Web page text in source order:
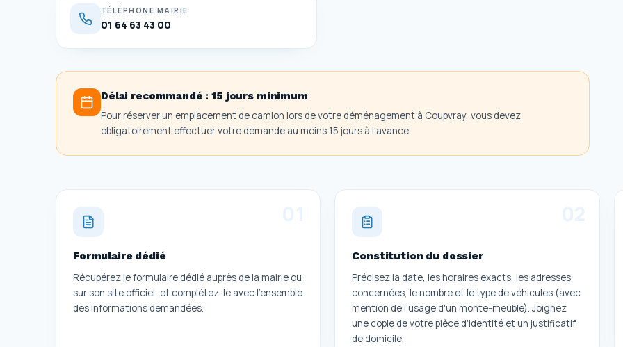
TÉLÉPHONE MAIRIE
01 64 63 43 00
Délai recommandé :15 jours minimum
Pour réserver un emplacement de camion lors de votre déménagement à Coupvray, vous devez
obligatoirement effectuer votre demande au moins 15 jours à l'avance.
Formulaire dédié
Récupérez le formulaire dédié auprès de la mairie ou
sur son site officiel, et complétez-le avec l'ensemble
des informations demandées.
Constitution du dossier
Précisez la date, les horaires exacts, les adresses
concernées, le nombre et le type de véhicules (avec
mention de l'usage d'un monte-meuble). Joignez
une copie de votre pièce d'identité et un justificatif
de domicile.